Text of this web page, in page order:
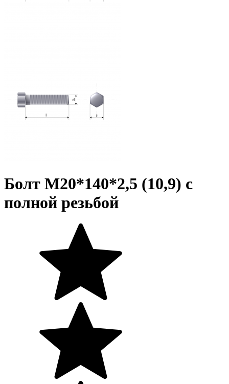
Болт М20*140*2,5 (10,9) с
полной резьбой